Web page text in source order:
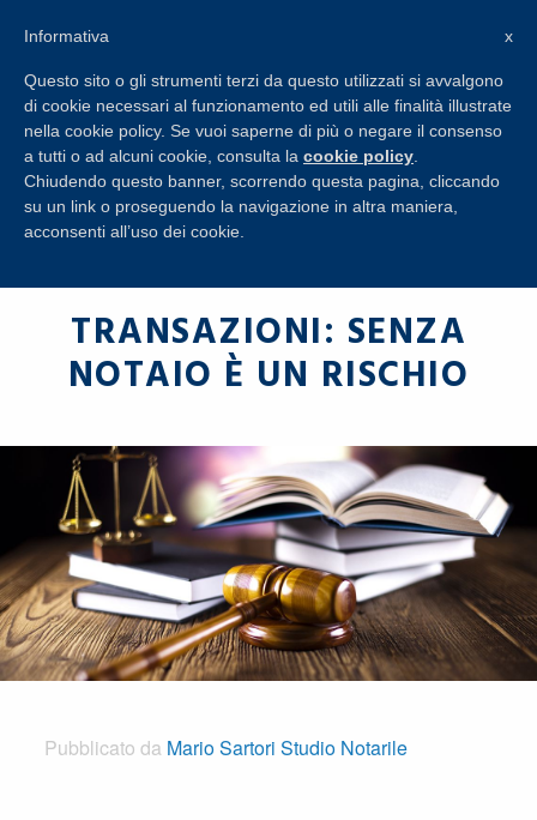
INFORMAZIONI
TRANSAZIONI: SENZA
NOTAIO È UN RISCHIO
Pubblicato da Mario Sartori Studio Notarile
x
Informativa
Questo sito o gli strumenti terzi da questo utilizzati si avvalgono
di cookie necessari al funzionamento ed utili alle finalità illustrate
nella cookie policy. Se vuoi saperne di più o negare il consenso
a tutti o ad alcuni cookie, consulta la cookie policy
Chiudendo questo banner, scorrendo questa pagina, cliccando
su un link o proseguendo la navigazione in altra maniera,
acconsenti all’uso dei cookie.